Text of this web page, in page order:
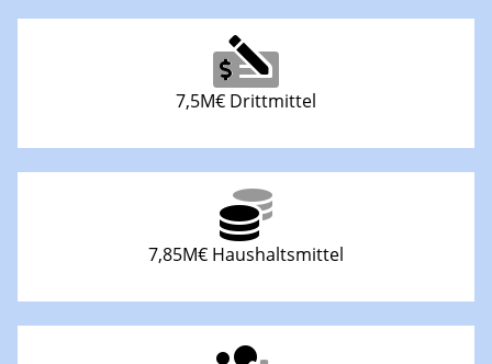
7,5M€ Drittmittel
7,85M€ Haushaltsmittel